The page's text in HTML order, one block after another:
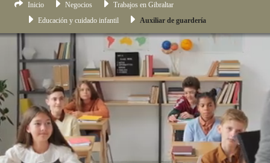
Inicio Negocios
Trabajos en Gibraltar
Educación y cuidado infantil
Auxiliar de guardería